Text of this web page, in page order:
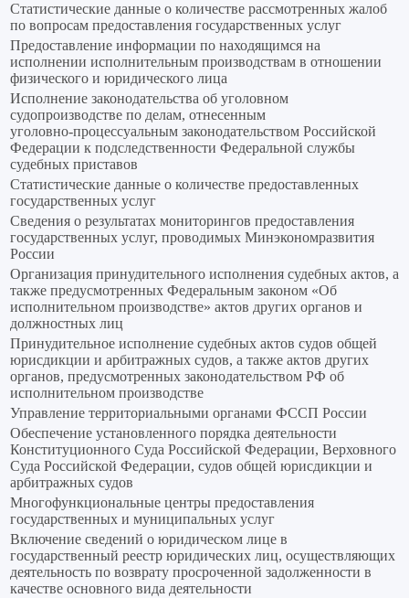
Статистические данные о количестве рассмотренных жалоб
по вопросам предоставления государственных услуг
Предоставление информации по находящимся на
исполнении исполнительным производствам в отношении
физического и юридического лица
Исполнение законодательства об уголовном
судопроизводстве по делам, отнесенным
уголовно‑процессуальным законодательством Российской
Федерации к подследственности Федеральной службы
судебных приставов
Статистические данные о количестве предоставленных
государственных услуг
Сведения о результатах мониторингов предоставления
государственных услуг, проводимых Минэкономразвития
России
Организация принудительного исполнения судебных актов, а
также предусмотренных Федеральным законом «Об
исполнительном производстве» актов других органов и
должностных лиц
Принудительное исполнение судебных актов судов общей
юрисдикции и арбитражных судов, а также актов других
органов, предусмотренных законодательством РФ об
исполнительном производстве
Управление территориальными органами ФССП России
Обеспечение установленного порядка деятельности
Конституционного Суда Российской Федерации, Верховного
Суда Российской Федерации, судов общей юрисдикции и
арбитражных судов
Многофункциональные центры предоставления
государственных и муниципальных услуг
Включение сведений о юридическом лице в
государственный реестр юридических лиц, осуществляющих
деятельность по возврату просроченной задолженности в
качестве основного вида деятельности